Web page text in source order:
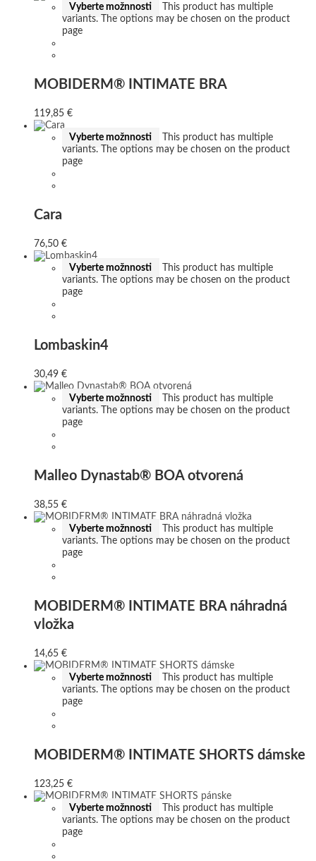
Vyberte možnnosti
This product has multiple
variants. The options may be chosen on the product
page
MOBIDERM® INTIMATE BRA
119,85 €
Vyberte možnnosti
This product has multiple
variants. The options may be chosen on the product
page
Cara
76,50 €
Vyberte možnnosti
This product has multiple
variants. The options may be chosen on the product
page
Lombaskin4
30,49 €
Vyberte možnnosti
This product has multiple
variants. The options may be chosen on the product
page
Malleo Dynastab® BOA otvorená
38,55 €
Vyberte možnnosti
This product has multiple
variants. The options may be chosen on the product
page
MOBIDERM® INTIMATE BRA náhradná
vložka
14,65 €
Vyberte možnnosti
This product has multiple
variants. The options may be chosen on the product
page
MOBIDERM® INTIMATE SHORTS dámske
123,25 €
Vyberte možnnosti
This product has multiple
variants. The options may be chosen on the product
page